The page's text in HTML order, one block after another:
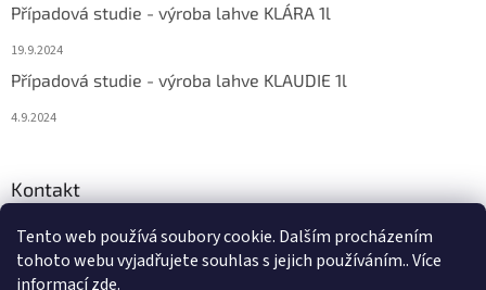
Tento web používá soubory cookie. Dalším procházením
tohoto webu vyjadřujete souhlas s jejich používáním.. Více
informacízde.
Případová studie - výroba lahve KLÁRA 1l
19.9.2024
Případová studie - výroba lahve KLAUDIE 1l
4.9.2024
Kontakt
eshop@ bema-la.cz
+420 733 762 684